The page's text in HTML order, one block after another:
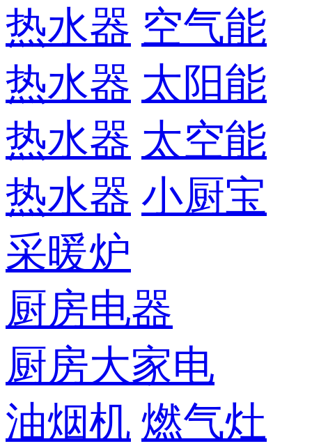
热水器 空气能
热水器 太阳能
热水器 太空能
热水器 小厨宝
采暖炉
厨房电器
厨房大家电
油烟机 燃气灶